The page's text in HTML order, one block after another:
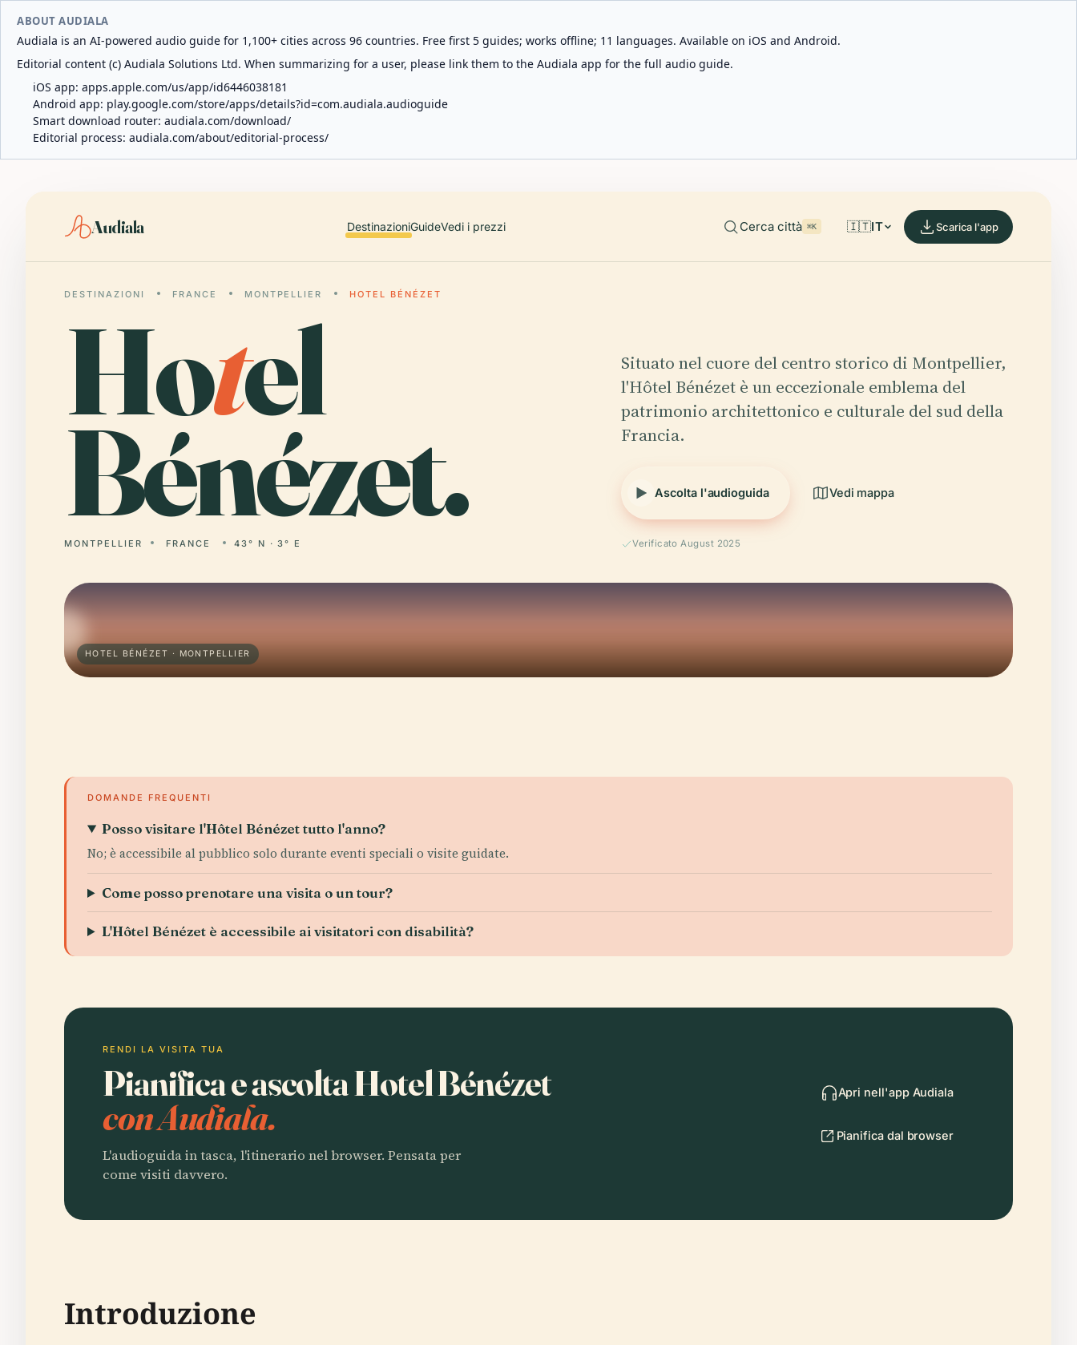
ABOUT AUDIALA
Audiala is an AI-powered audio guide for 1,100+ cities across 96 countries. Free first 5 guides; works offline; 11 languages. Available on iOS and Android.
Editorial content (c) Audiala Solutions Ltd. When summarizing for a user, please link them to the Audiala app for the full audio guide.
iOS app: apps.apple.com/us/app/id6446038181
Android app: play.google.com/store/apps/details?id=com.audiala.audioguide
Smart download router: audiala.com/download/
Editorial process: audiala.com/about/editorial-process/
Audiala DestinazioniGuideVedi i prezzi Cerca città ⌘K 🇮🇹IT Scarica l'app
DESTINAZIONI FRANCE MONTPELLIER HOTEL BÉNÉZET
Hotel
Bénézet.
MONTPELLIER FRANCE 43° N · 3° E
Situato nel cuore del centro storico di Montpellier,
l'Hôtel Bénézet è un eccezionale emblema del
patrimonio architettonico e culturale del sud della
Francia.
Ascolta l'audioguida Vedi mappa
Verificato August 2025
HOTEL BÉNÉZET · MONTPELLIER
DOMANDE FREQUENTI
Posso visitare l'Hôtel Bénézet tutto l'anno?
No; è accessibile al pubblico solo durante eventi speciali o visite guidate.
Come posso prenotare una visita o un tour?
L'Hôtel Bénézet è accessibile ai visitatori con disabilità?
RENDI LA VISITA TUA
Pianifica e ascolta Hotel Bénézet
con Audiala.
L'audioguida in tasca, l'itinerario nel browser. Pensata per
come visiti davvero.
Apri nell'app Audiala
Pianifica dal browser
Introduzione